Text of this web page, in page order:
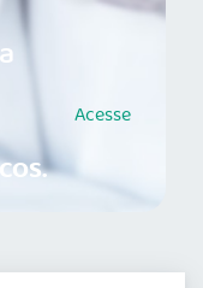
Acesse